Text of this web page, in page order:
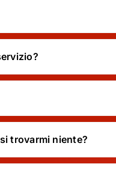
trovarmi niente?